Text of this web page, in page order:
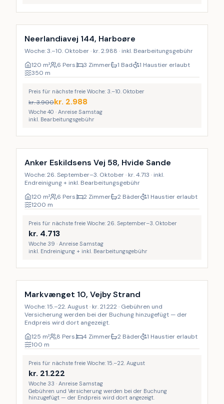
Neerlandiavej 144, Harboøre
Woche: 3.–10. Oktober · kr. 2.988 · inkl. Bearbeitungsgebühr
120 m² 6 Pers. 3 Zimmer 1 Bad
1 Haustier erlaubt
350 m
Preis für nächste freie Woche: 3.–10. Oktober
kr.3.900kr. 2.988
Woche 40 · Anreise Samstag
inkl. Bearbeitungsgebühr
Inkl. Endreinigung
Anker Eskildsens Vej 58, Hvide Sande
Woche: 26. September–3. Oktober · kr. 4.713 · inkl.
Endreinigung + inkl. Bearbeitungsgebühr
120 m² 6 Pers. 2 Zimmer 2 Bäder
1 Haustier erlaubt
1200 m
Preis für nächste freie Woche: 26. September–3. Oktober
kr. 4.713
Woche 39 · Anreise Samstag
inkl. Endreinigung + inkl. Bearbeitungsgebühr
Markvænget 10, Vejby Strand
Woche: 15.–22. August · kr. 21.222 · Gebühren und
Versicherung werden bei der Buchung hinzugefügt — der
Endpreis wird dort angezeigt.
125 m² 8 Pers. 4 Zimmer 2 Bäder
1 Haustier erlaubt
100 m
Preis für nächste freie Woche: 15.–22. August
kr. 21.222
Woche 33 · Anreise Samstag
Gebühren und Versicherung werden bei der Buchung
hinzugefügt — der Endpreis wird dort angezeigt.